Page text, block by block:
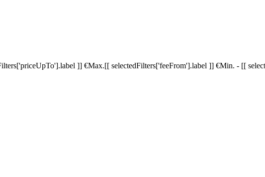
]] €Max.[[ selectedFilters['feeFrom'].label ]] €Min. - [[